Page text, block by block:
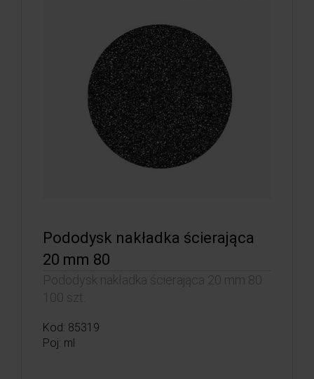
Pododysk nakładka ścierająca
20 mm 80
Pododysk nakładka ścierająca 20 mm 80
100 szt.
Kod: 85319
Poj: ml